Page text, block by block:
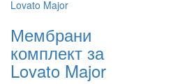
Мембрани
комплект за
Lovato Major